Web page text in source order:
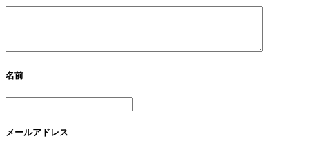
名前
メールアドレス